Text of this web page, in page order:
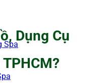
Spa
Dụng Cụ